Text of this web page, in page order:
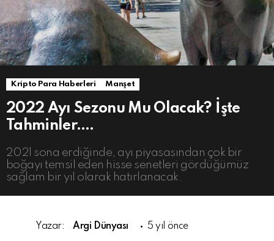
Kripto Para Haberleri Manşet
2022 Ayı Sezonu Mu Olacak? İşte
Tahminler….
2021 sona erdiğinde, ayı piyasasından çok bir
boğayı temsil eden hisse senetleri gördüğümüz
sağlam bir yıl olarak hatırlanacak.
Yazar: Argi Dünyası 5 yıl önce